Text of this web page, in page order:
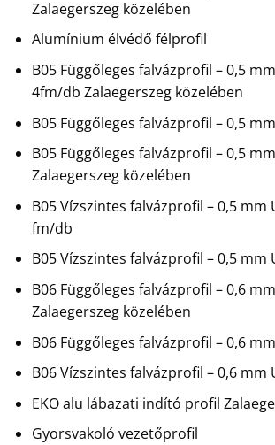
Zalaegerszeg közelében
Alumínium élvédő félprofil
B05 Függőleges falvázprofil – 0,5
4fm/db Zalaegerszeg közelében
B05 Függőleges falvázprofil – 0,5
B05 Függőleges falvázprofil – 0,5
Zalaegerszeg közelében
B05 Vízszintes falvázprofil – 0,5 mm
fm/db
B05 Vízszintes falvázprofil – 0,5 mm
B06 Függőleges falvázprofil – 0,6
Zalaegerszeg közelében
B06 Függőleges falvázprofil – 0,6
B06 Vízszintes falvázprofil – 0,6 mm
EKO alu lábazati indító profil
Gyorsvakoló vezetőprofil